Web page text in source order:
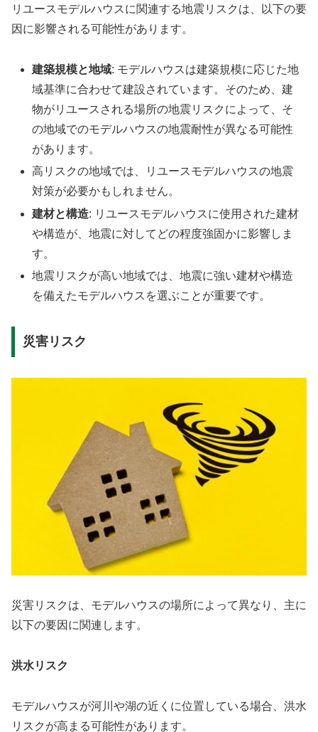
リユースモデルハウスに関連する地震リスクは、以下の要
因に影響される可能性があります。
建築規模と地域: モデルハウスは建築規模に応じた地
域基準に合わせて建設されています。そのため、建
物がリユースされる場所の地震リスクによって、そ
の地域でのモデルハウスの地震耐性が異なる可能性
があります。
高リスクの地域では、リユースモデルハウスの地震
対策が必要かもしれません。
建材と構造: リユースモデルハウスに使用された建材
や構造が、地震に対してどの程度強固かに影響しま
す。
地震リスクが高い地域では、地震に強い建材や構造
を備えたモデルハウスを選ぶことが重要です。
災害リスク
災害リスクは、モデルハウスの場所によって異なり、主に
以下の要因に関連します。
洪水リスク
モデルハウスが河川や湖の近くに位置している場合、洪水
リスクが高まる可能性があります。